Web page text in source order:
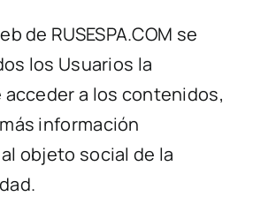
de RUSESPA.COM se
los Usuarios la
a los contenidos,
información
objeto social de la